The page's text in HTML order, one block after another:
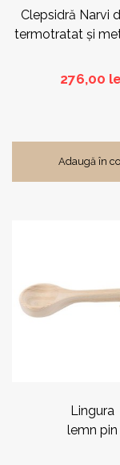
Clepsidră Narvi
termotratat și
276,00
Adaugă în
Lingura
lemn pin